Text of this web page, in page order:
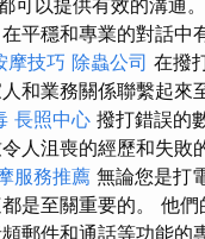
可以提供有效的溝通。
平穩和專業的對話中
摩技巧 除蟲公司 在撥
和業務關係聯繫起來
長照中心 撥打錯誤的
人沮喪的經歷和失敗
服務推薦 無論您是打
是至關重要的。 他
郵件和通話等功能的